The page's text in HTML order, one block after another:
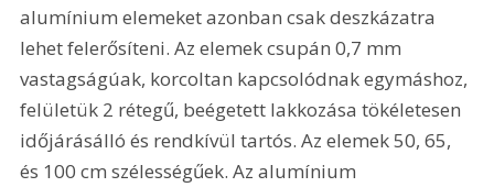
alumínium elemeket azonban csak deszkázatra
lehet felerősíteni. Az elemek csupán 0,7 mm
vastagságúak, korcoltan kapcsolódnak egymáshoz,
felületük 2 rétegű, beégetett lakkozása tökéletesen
időjárásálló és rendkívül tartós. Az elemek 50, 65,
és 100 cm szélességűek. Az alumínium